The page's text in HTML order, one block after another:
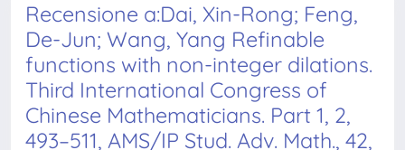
Recensione a:Dai, Xin-Rong; Feng,
De-Jun; Wang, Yang Refinable
functions with non-integer dilations.
Third International Congress of
Chinese Mathematicians. Part 1, 2,
493–511, AMS/IP Stud. Adv. Math., 42,